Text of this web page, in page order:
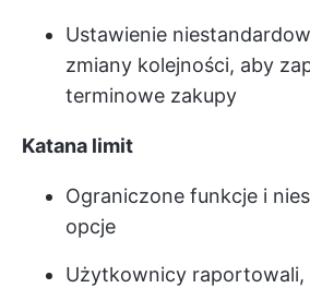
Ustawienie
zmiany kolejności, aby
terminowe zakupy
Katana limit
Ograniczone funkcje i
opcje
Użytkownicy raportowali,